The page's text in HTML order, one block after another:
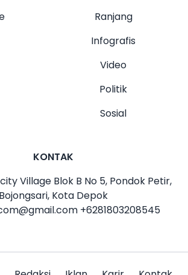
Ranjang
Infografis
Video
Politik
Sosial
KONTAK
Village Blok B No 5, Pondok Petir,
Bojongsari, Kota Depok
+6281803208545